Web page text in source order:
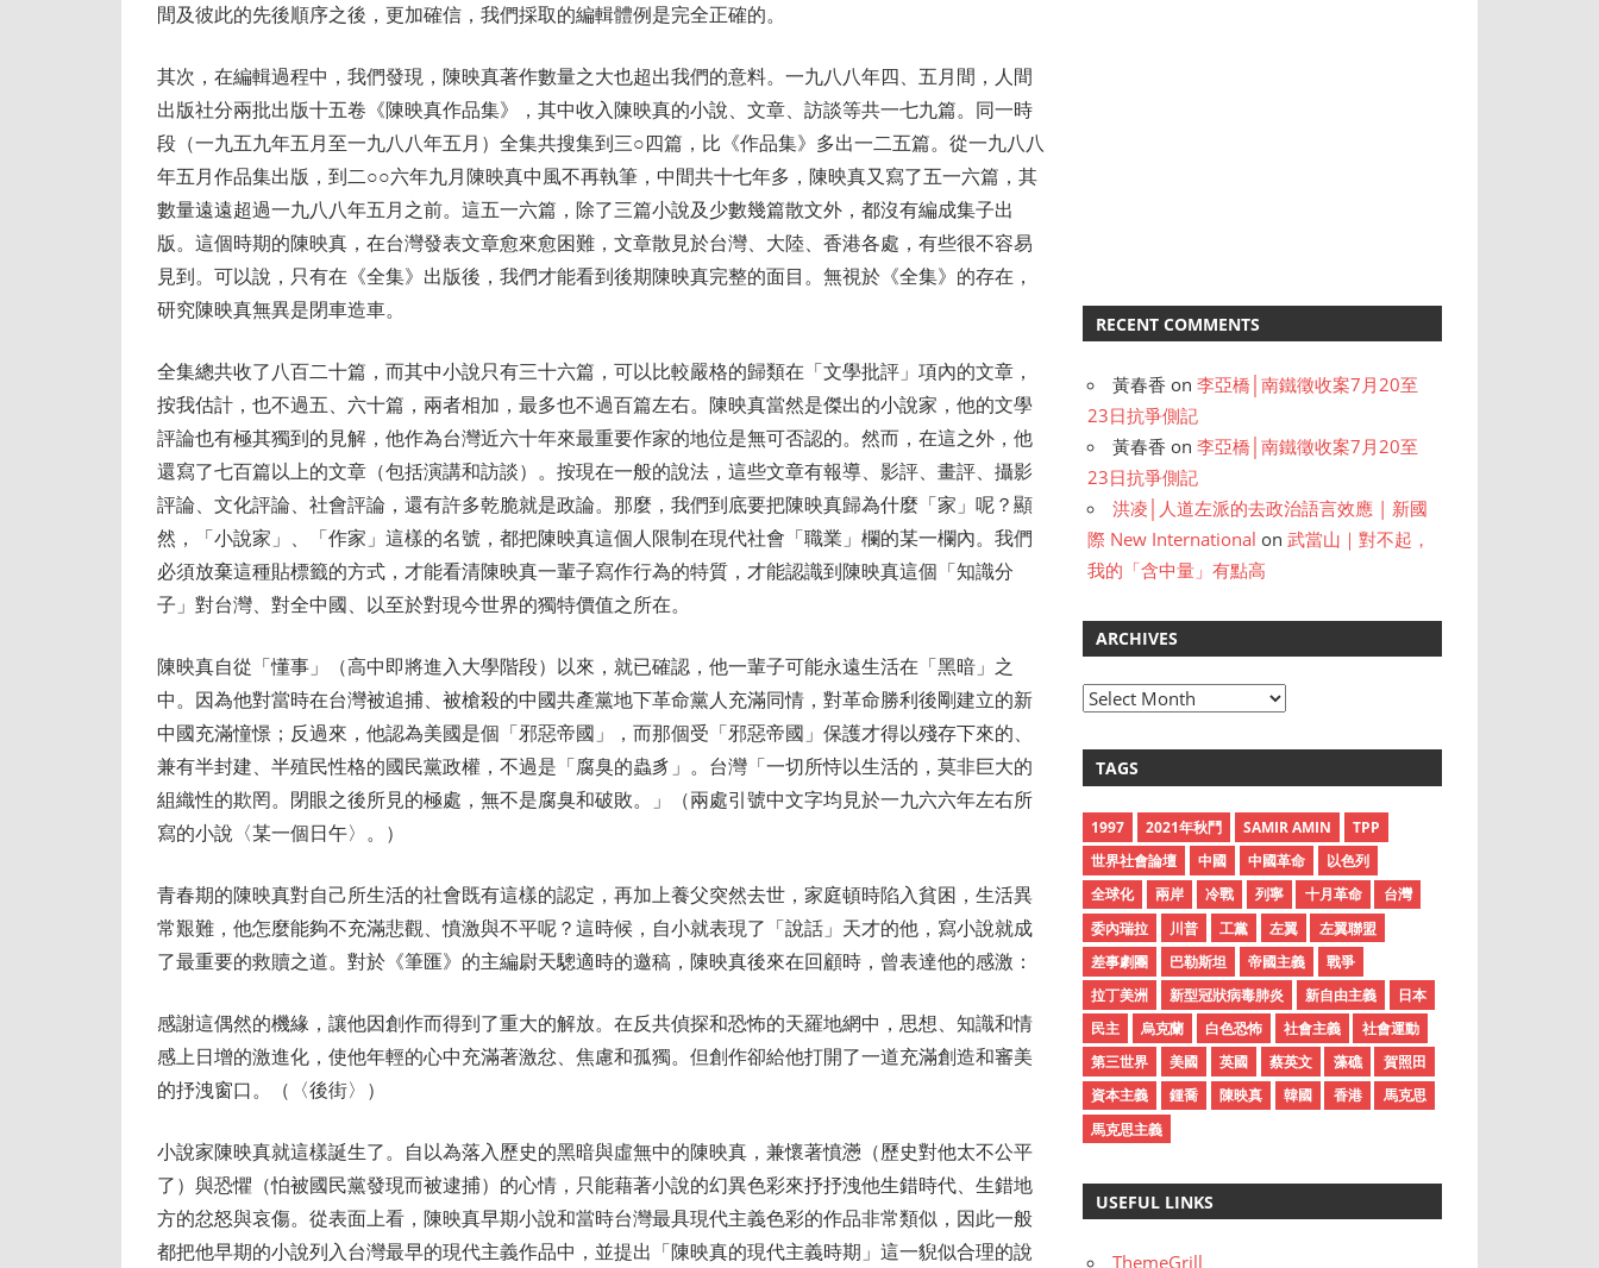
間及彼此的先後順序之後，更加確信，我們採取的編輯體例是完全正確的。
其次，在編輯過程中，我們發現，陳映真著作數量之大也超出我們的意料。一九八八年四、五月間，人間
出版社分兩批出版十五卷《陳映真作品集》，其中收入陳映真的小說、文章、訪談等共一七九篇。同一時
段（一九五九年五月至一九八八年五月）全集共搜集到三○四篇，比《作品集》多出一二五篇。從一九八八
年五月作品集出版，到二○○六年九月陳映真中風不再執筆，中間共十七年多，陳映真又寫了五一六篇，其
數量遠遠超過一九八八年五月之前。這五一六篇，除了三篇小說及少數幾篇散文外，都沒有編成集子出
版。這個時期的陳映真，在台灣發表文章愈來愈困難，文章散見於台灣、大陸、香港各處，有些很不容易
見到。可以說，只有在《全集》出版後，我們才能看到後期陳映真完整的面目。無視於《全集》的存在，
研究陳映真無異是閉車造車。
全集總共收了八百二十篇，而其中小說只有三十六篇，可以比較嚴格的歸類在「文學批評」項內的文章，
按我估計，也不過五、六十篇，兩者相加，最多也不過百篇左右。陳映真當然是傑出的小說家，他的文學
評論也有極其獨到的見解，他作為台灣近六十年來最重要作家的地位是無可否認的。然而，在這之外，他
還寫了七百篇以上的文章（包括演講和訪談）。按現在一般的說法，這些文章有報導、影評、畫評、攝影
評論、文化評論、社會評論，還有許多乾脆就是政論。那麼，我們到底要把陳映真歸為什麼「家」呢？顯
然，「小說家」、「作家」這樣的名號，都把陳映真這個人限制在現代社會「職業」欄的某一欄內。我們
必須放棄這種貼標籤的方式，才能看清陳映真一輩子寫作行為的特質，才能認識到陳映真這個「知識分
子」對台灣、對全中國、以至於對現今世界的獨特價值之所在。
陳映真自從「懂事」（高中即將進入大學階段）以來，就已確認，他一輩子可能永遠生活在「黑暗」之
中。因為他對當時在台灣被追捕、被槍殺的中國共產黨地下革命黨人充滿同情，對革命勝利後剛建立的新
中國充滿憧憬；反過來，他認為美國是個「邪惡帝國」，而那個受「邪惡帝國」保護才得以殘存下來的、
兼有半封建、半殖民性格的國民黨政權，不過是「腐臭的蟲豸」。台灣「一切所恃以生活的，莫非巨大的
組織性的欺罔。閉眼之後所見的極處，無不是腐臭和破敗。」（兩處引號中文字均見於一九六六年左右所
寫的小說〈某一個日午〉。）
青春期的陳映真對自己所生活的社會既有這樣的認定，再加上養父突然去世，家庭頓時陷入貧困，生活異
常艱難，他怎麼能夠不充滿悲觀、憤激與不平呢？這時候，自小就表現了「說話」天才的他，寫小說就成
了最重要的救贖之道。對於《筆匯》的主編尉天驄適時的邀稿，陳映真後來在回顧時，曾表達他的感激：
感謝這偶然的機緣，讓他因創作而得到了重大的解放。在反共偵探和恐怖的天羅地網中，思想、知識和情
感上日增的激進化，使他年輕的心中充滿著激忿、焦慮和孤獨。但創作卻給他打開了一道充滿創造和審美
的抒洩窗口。（〈後街〉）
小說家陳映真就這樣誕生了。自以為落入歷史的黑暗與虛無中的陳映真，兼懷著憤懣（歷史對他太不公平
了）與恐懼（怕被國民黨發現而被逮捕）的心情，只能藉著小說的幻異色彩來抒抒洩他生錯時代、生錯地
方的忿怒與哀傷。從表面上看，陳映真早期小說和當時台灣最具現代主義色彩的作品非常類似，因此一般
都把他早期的小說列入台灣最早的現代主義作品中，並提出「陳映真的現代主義時期」這一貎似合理的說
RECENT COMMENTS
黃春香 on李亞橋│南鐵徵收案7月20至
23日抗爭側記
黃春香 on李亞橋│南鐵徵收案7月20至
23日抗爭側記
洪凌│人道左派的去政治語言效應 | 新國
際 New International on武當山｜對不起，
我的「含中量」有點高
ARCHIVES
A
h
v
e
s
TAGS
1997 2021年秋鬥 SAMIR AMIN
TPP
世界社會論壇
中國 中國革命
以色列
全球化
兩岸 冷戰 列寧 十月革命
台灣
委內瑞拉
川普 工黨 左翼
左翼聯盟
差事劇團
巴勒斯坦 帝國主義
戰爭
拉丁美洲
新型冠狀病毒肺炎 新自由主義
日本
民主
烏克蘭 白色恐怖 社會主義
社會運動
第三世界
美國 英國 蔡英文 藻礁
賀照田
資本主義
鍾喬 陳映真 韓國 香港
馬克思
馬克思主義
USEFUL LINKS
ThemeGrill